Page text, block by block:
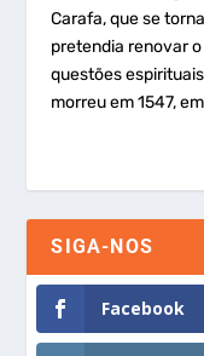
Carafa, que se
pretendia renovar
questões
morreu em 1547,
SIGA-NOS
Facebook